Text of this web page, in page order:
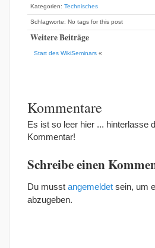
Kategorien: Technisches
Schlagworte: No tags for this post
Weitere Beiträge
Start des WikiSeminars «
Kommentare
Es ist so leer hier ... hinterlasse
Kommentar!
Schreibe einen
Du musst angemeldet sein, um
abzugeben.